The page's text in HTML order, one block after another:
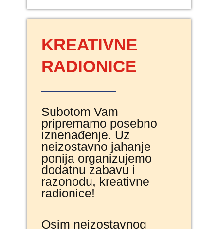
KREATIVNE
RADIONICE
Subotom Vam
pripremamo posebno
iznenađenje. Uz
neizostavno jahanje
ponija organizujemo
dodatnu zabavu i
razonodu, kreativne
radionice!
Osim neizostavnog